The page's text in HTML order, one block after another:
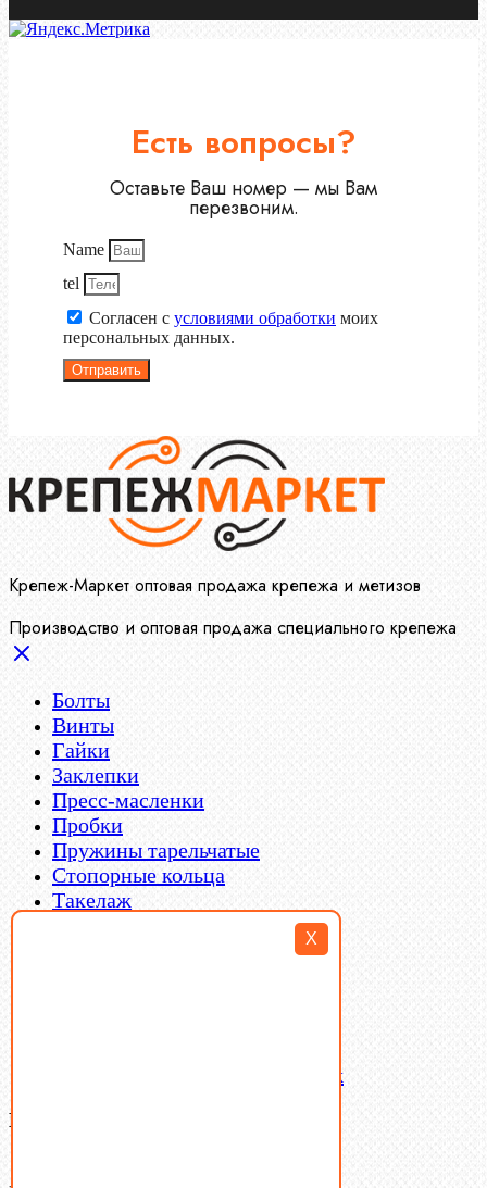
X
Есть вопросы?
Оставьте Ваш номер — мы Вам
перезвоним.
Name
tel
Согласен с условиями обработки моих
персональных данных.
Отправить
Крепеж-Маркет оптовая продажа крепежа и метизов
Производство и оптовая продажа специального крепежа
Болты
Винты
Гайки
Заклепки
Пресс-масленки
Пробки
Пружины тарельчатые
Стопорные кольца
Такелаж
Латунный и бронзовый крепеж
Ваша корзина